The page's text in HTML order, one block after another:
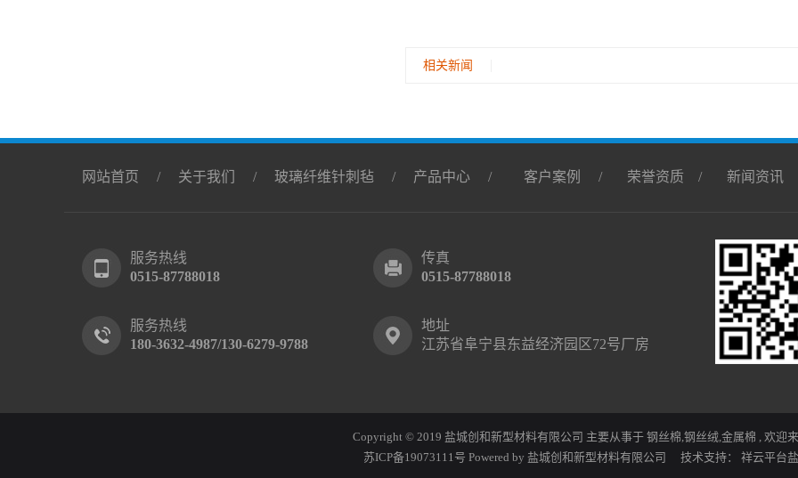
相关新闻
网站首页 / 关于我们 / 玻璃纤维针刺毡 / 产品中心 / 客户案例 / 荣誉资质 / 新闻资讯
服务热线
0515-87788018
服务热线
180-3632-4987/130-6279-9788
传真
0515-87788018
地址
江苏省阜宁县东益经济园区72号厂房
Copyright © 2019 盐城创和新型材料有限公司 主要从事于 钢丝棉 钢丝绒, 金属棉 , 欢迎
苏ICP备19073111号 Powered by 盐城创和新型材料有限公司 技术支持： 祥云平台